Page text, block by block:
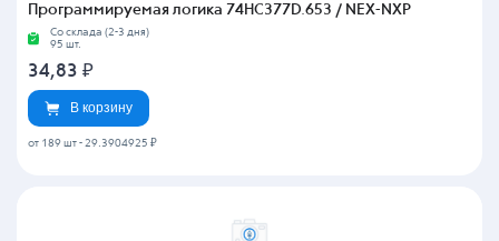
Программируемая логика 74HC377D.653 / NEX-NXP
Со склада (2-3 дня)
95 шт.
34,83 ₽
В корзину
от 189 шт - 29.3904925 ₽